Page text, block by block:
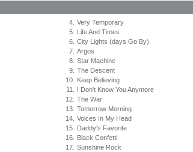
4. Very Temporary
5.
Life And Times
6. City Lights (days Go By)
7. Argos
8. Star Machine
9. The Descent
10.
Keep Believing
11.
I Don't Know You Anymore
12. The War
13. Tomorrow Morning
14. Voices In My Head
15.
Daddy's Favorite
16.
Black Confetti
17. Sunshine Rock